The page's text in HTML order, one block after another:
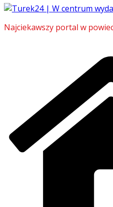
Najciekawszy portal w